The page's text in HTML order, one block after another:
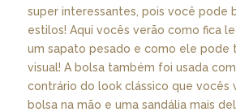
super interessantes, pois você pode
estilos! Aqui vocês verão como fica
um sapato pesado e como ele pode
visual! A bolsa também foi usada
contrário do look clássico que vocês
bolsa na mão e uma sandália mais